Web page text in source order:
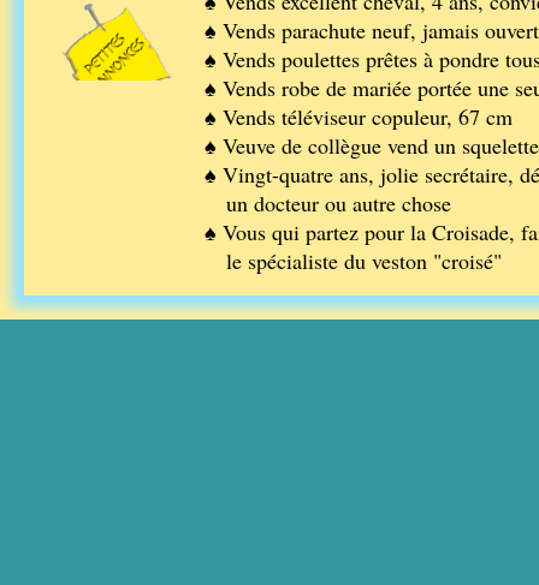
♠ Vends parachute neuf, jamais
♠ Vends poulettes prêtes à pondre
♠ Vends robe de mariée portée une
♠ Vends téléviseur copuleur, 67 cm
♠ Veuve de collègue vend un
♠ Vingt-quatre ans, jolie secrétaire,
un docteur ou autre chose
♠ Vous qui partez pour la Croisade,
le spécialiste du veston "croisé"